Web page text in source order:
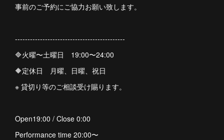
事前のご予約にご協力お願い致します。
--------------------------------------------
🔷火曜〜土曜日 19:00〜24:00
🔶定休日 月曜、日曜、祝日
※ 貸切り等のご相談受け賜ります。
Open19:00 / Close 0:00
Performance time 20:00〜